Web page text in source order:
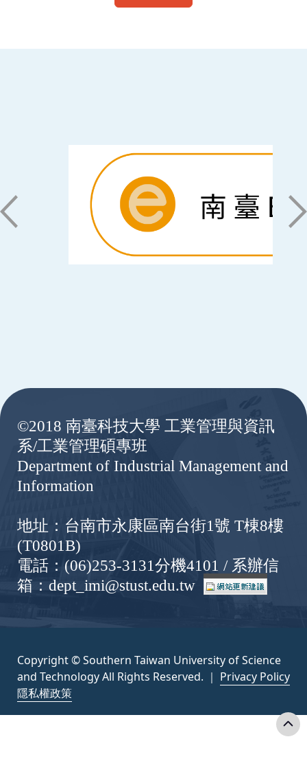
©2018 南臺科技大學 工業管理與資訊
系/工業管理碩專班
Department of Industrial Management and
Information
地址：台南市永康區南台街1號 T棟8樓
(T0801B)
電話：(06)253-3131分機4101 / 系辦信
箱：dept_imi@stust.edu.tw
Copyright © Southern Taiwan University of Science
and Technology All Rights Reserved. ｜ Privacy Policy
隱私權政策